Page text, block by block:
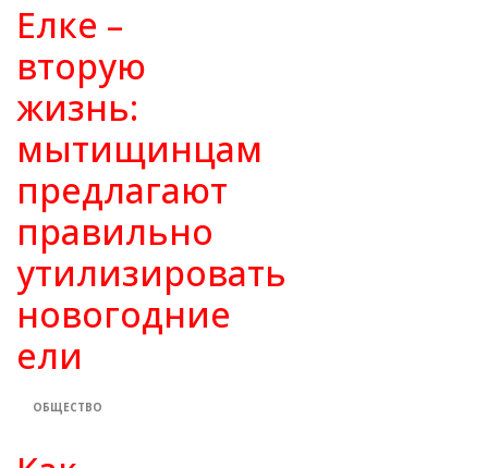
Елке –
вторую
жизнь:
мытищинцам
предлагают
правильно
утилизировать
новогодние
ели
ОБЩЕСТВО